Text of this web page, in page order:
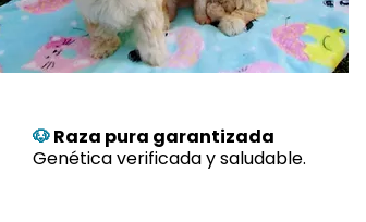
🐶Raza pura garantizada
Genética verificada y saludable.